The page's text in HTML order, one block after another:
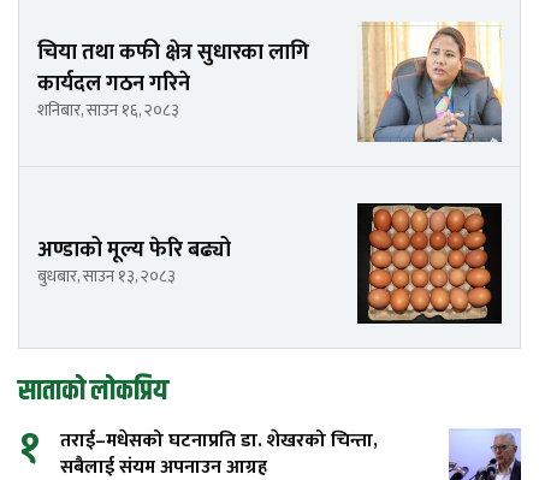
चिया तथा कफी क्षेत्र सुधारका लागि
कार्यदल गठन गरिने
शनिबार, साउन १६, २०८३
अण्डाको मूल्य फेरि बढ्यो
बुधबार, साउन १३, २०८३
साताको लोकप्रिय
१
तराई–मधेसको घटनाप्रति डा. शेखरको चिन्ता,
सबैलाई संयम अपनाउन आग्रह